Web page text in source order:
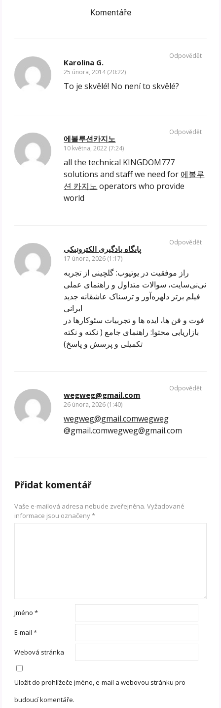
Komentáře
Karolina G.
25 února, 2014 (20:22)
To je skvělé! No není to skvělé?
Odpovědět
에볼루션카지노
10 května, 2022 (7:24)
all the technical KINGDOM777
solutions and staff we need for 에볼루
션 카지노 operators who provide
world
Odpovědět
پایگاه یادگیری الکترونیکی
17 února, 2026 (1:17)
راز موفقیت در یوتیوب: گلچینی از تجربه
نی‌نی‌سایت، سوالات متداول و راهنمای عملی
فیلم برتر دلهره‌آور و ترسناک عاشقانه جدید
ایرانی
فوت و فن ها، ایده ها و تجربیات سئوکارها در
بازاریابی محتوا: راهنمای جامع ( نکته و نکته
تکمیلی و پرسش و پاسخ)
Odpovědět
wegweg@gmail.com
26 února, 2026 (1:40)
wegweg@gmail.comwegweg
@gmail.comwegweg@gmail.com
Odpovědět
Přidat komentář
Vaše e-mailová adresa nebude zveřejněna. Vyžadované
informace jsou označeny*
Jméno*
E-mail*
Webová stránka
Uložit do prohlížeče jméno, e-mail a webovou stránku pro
budoucí komentáře.